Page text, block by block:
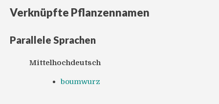
Verknüpfte Pflanzennamen
Parallele Sprachen
Mittelhochdeutsch
boumwurz